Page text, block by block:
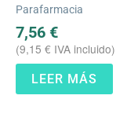
Parafarmacia
7,56 €
(9,15 € IVA incluido)
LEER MÁS